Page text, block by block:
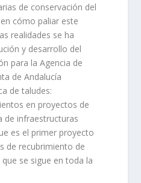
de conservación del
cómo paliar este
realidades se ha
y desarrollo del
para la Agencia de
de Andalucía
de taludes:
en proyectos de
de infraestructuras
es el primer proyecto
de recubrimiento de
se sigue en toda la